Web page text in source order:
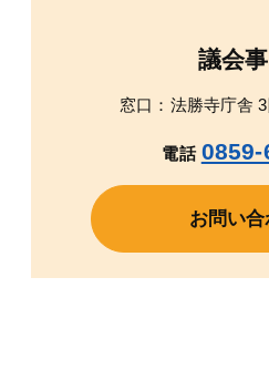
議会
窓口：法勝寺庁舎
電話 0859-
お問い合